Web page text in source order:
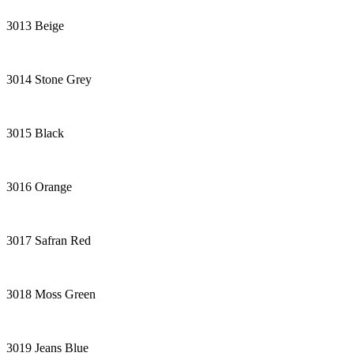
3013 Beige
3014 Stone Grey
3015 Black
3016 Orange
3017 Safran Red
3018 Moss Green
3019 Jeans Blue